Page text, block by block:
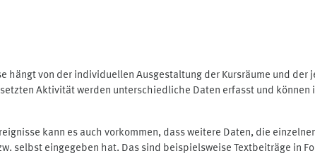
hängt von der individuellen Ausgestaltung der Kursräume und
Aktivität werden unterschiedliche Daten erfasst und
kann es auch vorkommen, dass weitere Daten, die
selbst eingegeben hat. Das sind beispielsweise Textbeiträge in